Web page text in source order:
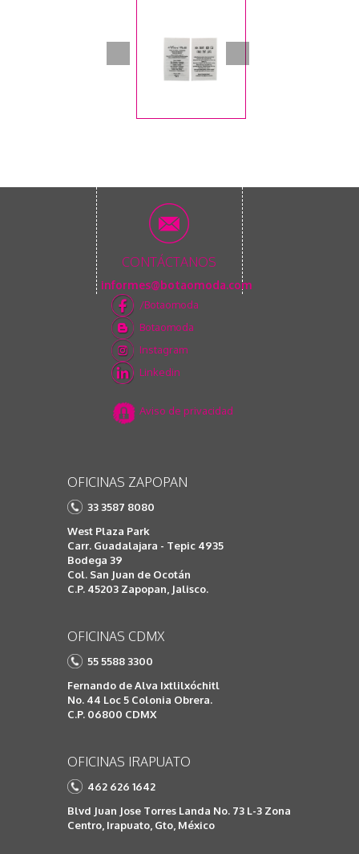
CONTÁCTANOS
informes@botaomoda.com
/Botaomoda
Botaomoda
Instagram
Linkedin
Aviso de privacidad
OFICINAS ZAPOPAN
33 3587 8080
West Plaza Park
Carr. Guadalajara - Tepic 4935
Bodega 39
Col. San Juan de Ocotán
C.P. 45203 Zapopan, Jalisco.
OFICINAS CDMX
55 5588 3300
Fernando de Alva Ixtlilxóchitl
No. 44 Loc 5 Colonia Obrera.
C.P. 06800 CDMX
OFICINAS IRAPUATO
462 626 1642
Blvd Juan Jose Torres Landa No. 73 L-3 Zona
Centro, Irapuato, Gto, México